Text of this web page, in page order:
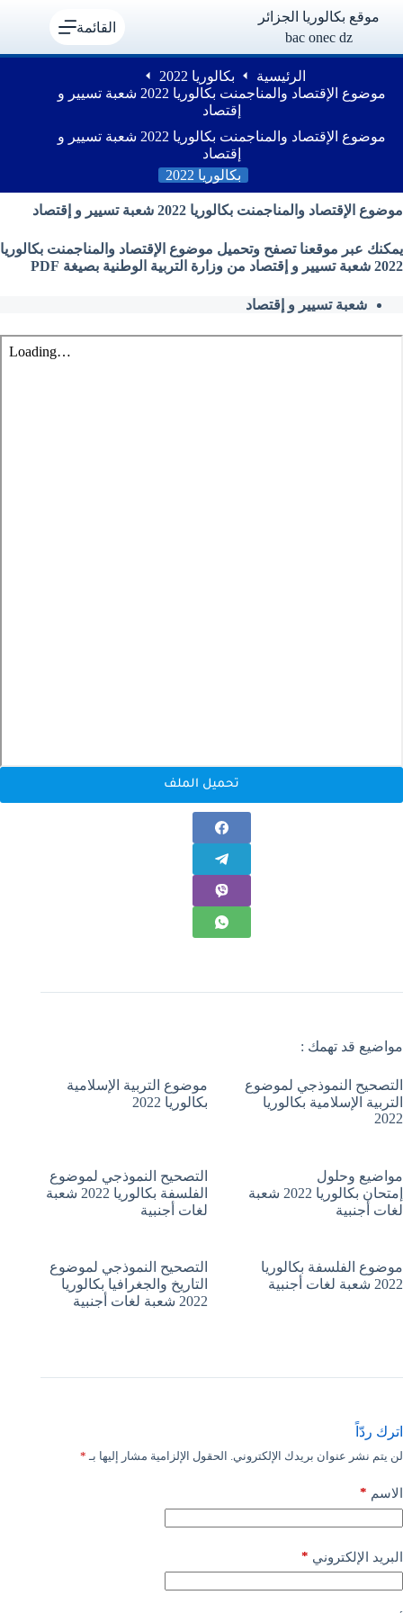
موقع بكالوريا الجزائر
bac onec dz
القائمة
الرئيسية
بكالوريا 2022
موضوع الإقتصاد والمناجمنت بكالوريا 2022 شعبة تسيير و
إقتصاد
موضوع الإقتصاد والمناجمنت بكالوريا 2022 شعبة تسيير و
إقتصاد
بكالوريا 2022
موضوع الإقتصاد والمناجمنت بكالوريا 2022 شعبة تسيير و إقتصاد
يمكنك عبر موقعنا تصفح وتحميل موضوع الإقتصاد والمناجمنت بكالوريا
2022 شعبة تسيير و إقتصاد من وزارة التربية الوطنية بصيغة PDF
شعبة تسيير و إقتصاد
تحميل الملف
مواضيع قد تهمك :
التصحيح النموذجي لموضوع
التربية الإسلامية بكالوريا
2022
موضوع التربية الإسلامية
بكالوريا 2022
مواضيع وحلول
إمتحان بكالوريا 2022 شعبة
لغات أجنبية
التصحيح النموذجي لموضوع
الفلسفة بكالوريا 2022 شعبة
لغات أجنبية
موضوع الفلسفة بكالوريا
2022 شعبة لغات أجنبية
التصحيح النموذجي لموضوع
التاريخ والجغرافيا بكالوريا
2022 شعبة لغات أجنبية
اترك ردّاً
لن يتم نشر عنوان بريدك الإلكتروني. الحقول الإلزامية مشار إليها بـ *
الاسم *
البريد الإلكتروني *